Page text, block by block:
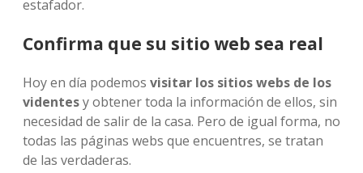
estafador.
Confirma que su sitio web sea real
Hoy en día podemos visitar los sitios webs de los
videntesy obtener toda la información de ellos, sin
necesidad de salir de la casa. Pero de igual forma, no
todas las páginas webs que encuentres, se tratan
de las verdaderas.